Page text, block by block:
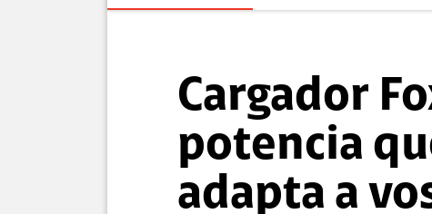
Cargador
potencia
adapta a